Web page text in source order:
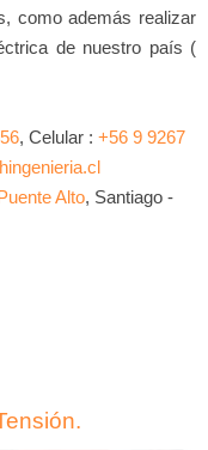
como además realizar
de nuestro país (
, Celular : +56 9 9267
Alto, Santiago -